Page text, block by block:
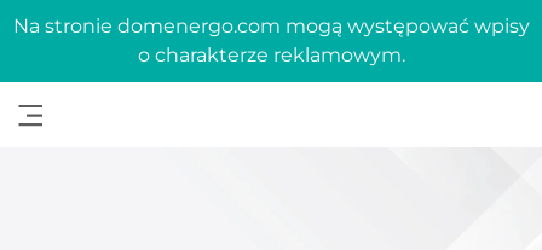
Na stronie domenergo.com mogą występować wpisy
o charakterze reklamowym.